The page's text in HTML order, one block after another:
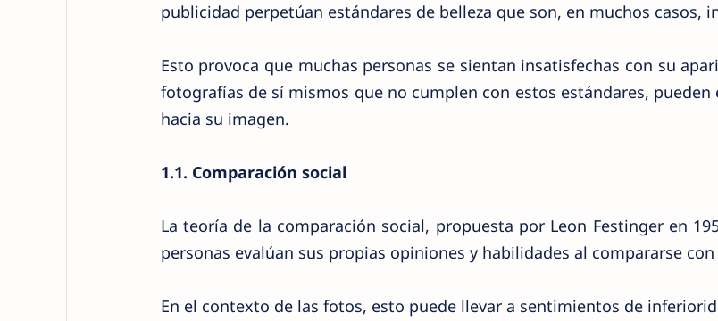
publicidad perpetúan estándares de belleza que son, en muchos casos,
Esto provoca que muchas personas se sientan insatisfechas con su
fotografías de sí mismos que no cumplen con estos estándares,
hacia su imagen.
1.1. Comparación social
La teoría de la comparación social, propuesta por Leon Festinger en
personas evalúan sus propias opiniones y habilidades al compararse
En el contexto de las fotos, esto puede llevar a sentimientos de